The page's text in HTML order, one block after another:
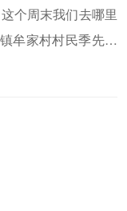
个周末我们去哪里
牟家村村民季先生